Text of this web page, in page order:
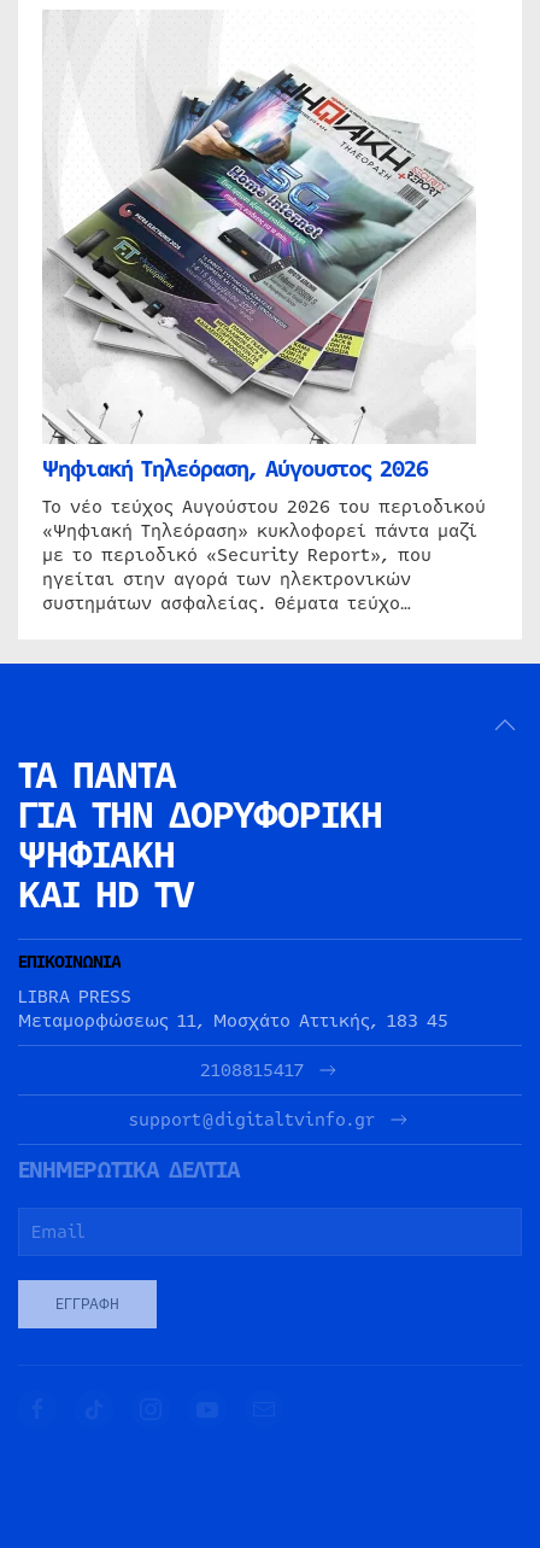
Ψηφιακή Τηλεόραση, Αύγουστος 2026
Το νέο τεύχος Αυγούστου 2026 του περιοδικού
«Ψηφιακή Τηλεόραση» κυκλοφορεί πάντα μαζί
με το περιοδικό «Security Report», που
ηγείται στην αγορά των ηλεκτρονικών
συστημάτων ασφαλείας. Θέματα τεύχο…
ΤΑ ΠΑΝΤΑ
ΓΙΑ ΤΗΝ ΔΟΡΥΦΟΡΙΚΗ
ΨΗΦΙΑΚΗ
ΚΑΙ HD TV
ΕΠΙΚΟΙΝΩΝΙΑ
LIBRA PRESS
Μεταμορφώσεως 11, Μοσχάτο Αττικής, 183 45
2108815417
support@digitaltvinfo.gr
ΕΝΗΜΕΡΩΤΙΚΑ ΔΕΛΤΙΑ
ΕΓΓΡΑΦΉ